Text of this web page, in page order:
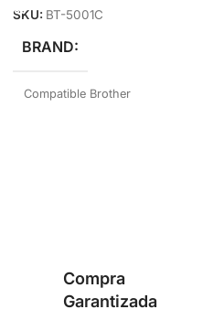
SKU: BT-5001C
BRAND
Compatible Brother
Compra
Garantizada